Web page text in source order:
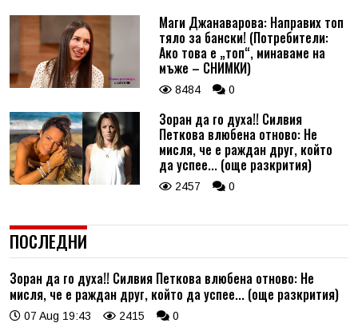
Маги Джанаварова: Направих топ
тяло за бански! (Потребители:
Ако това е „топ“, минаваме на
мъже – СНИМКИ)
8484 0
Зоран да го духа!! Силвия
Петкова влюбена отново: Не
мисля, че е раждан друг, който
да успее... (още разкрития)
2457 0
ПОСЛЕДНИ
Зоран да го духа!! Силвия Петкова влюбена отново: Не
мисля, че е раждан друг, който да успее... (още разкрития)
07 Aug 19:43 2415 0